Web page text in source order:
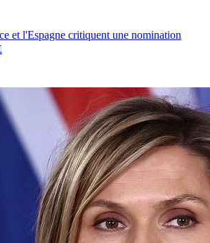
et l'Espagne critiquent une nomination